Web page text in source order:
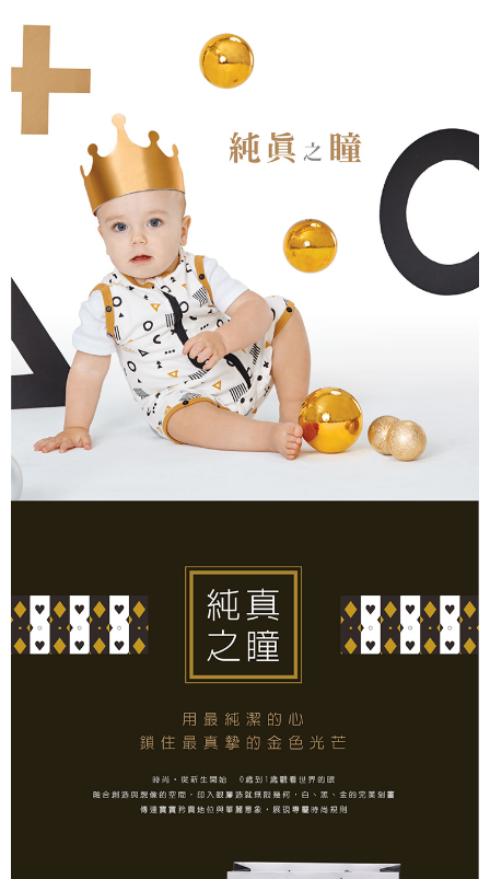
客戶支援中心」
https://netprotections.freshdesk.com/support/home
【注意事項】
１．透過由恩沛科技股份有限公司提供之「AFTEE先享後付」服務完成之交
易，需依本服務之必要範圍內提供個人資料，並將交易相關給付款項請求債
權轉讓予恩沛科技股份有限公司。
２．關於個人資料處理事宜，請瀏覽以下網址：
https://aftee.tw/terms/#terms3
３．未成年的使用者請事先徵得法定代理人或監護人之同意方可使用
「AFTEE先享後付」，若未經同意申辦者引起之損失，本公司不負相關責
４．使用「AFTEE先享後付」時，將依據個別帳號之用戶狀況，依本公司即
時審查核予不同之上限額度；若仍有額度不足之情形，本公司將視審查結果
請求用戶進行身份認證。
５．嚴禁一人註冊多個帳號或使用他人資訊註冊。若發現惡意使用之情形，
恩沛科技股份有限公司將有權停止該用戶之使用額度並採取法律行動。